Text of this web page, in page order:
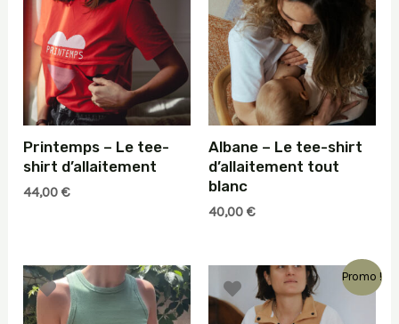
Printemps – Le tee-
shirt d’allaitement
44,00€
Albane – Le tee-shirt
d’allaitement tout
blanc
40,00 €
Promo !